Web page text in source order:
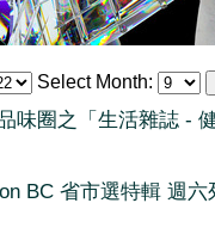
Select Month:
味圈之「生活雜誌 -
BC 省市選特輯 週六